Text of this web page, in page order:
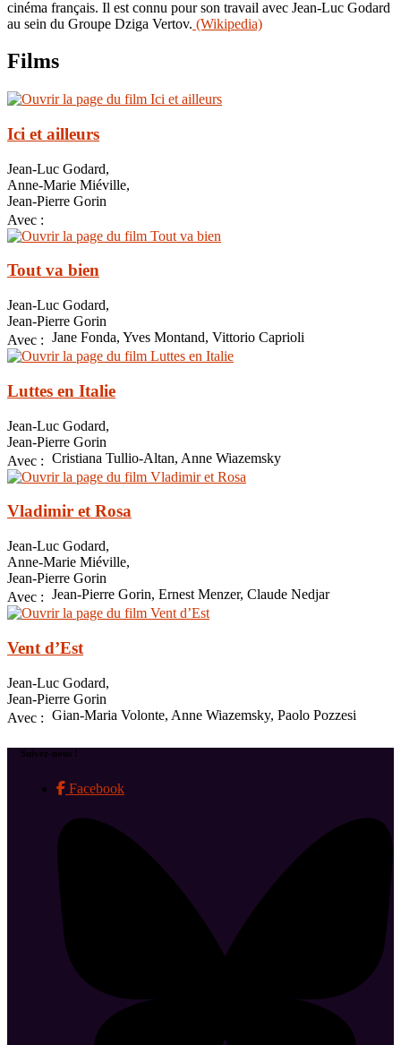
cinéma français. Il est connu pour son travail avec Jean-Luc Godard
au sein du Groupe Dziga Vertov. (Wikipedia)
Films
Ici et ailleurs
Jean-Luc Godard,
Anne-Marie Miéville,
Jean-Pierre Gorin
Avec :
Tout va bien
Jean-Luc Godard,
Jean-Pierre Gorin
Avec : Jane Fonda, Yves Montand, Vittorio Caprioli
Luttes en Italie
Jean-Luc Godard,
Jean-Pierre Gorin
Avec : Cristiana Tullio-Altan, Anne Wiazemsky
Vladimir et Rosa
Jean-Luc Godard,
Anne-Marie Miéville,
Jean-Pierre Gorin
Avec : Jean-Pierre Gorin, Ernest Menzer, Claude Nedjar
Vent d’Est
Jean-Luc Godard,
Jean-Pierre Gorin
Avec : Gian-Maria Volonte, Anne Wiazemsky, Paolo Pozzesi
Suivez-nous !
Facebook